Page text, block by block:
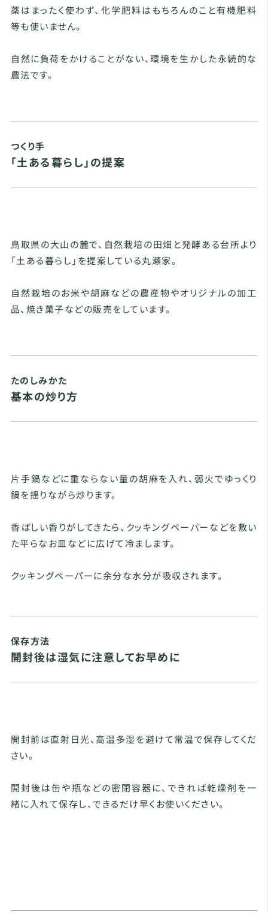
薬はまったく使わず、化学肥料はもちろんのこと有機肥料
等も使いません。
自然に負荷をかけることがない、環境を生かした永続的な
農法です。
つくり手
「土ある暮らし」の提案
鳥取県の大山の麓で、自然栽培の田畑と発酵ある台所より
「土ある暮らし」を提案している丸瀬家。
自然栽培のお米や胡麻などの農産物やオリジナルの加工
品、焼き菓子などの販売をしています。
たのしみかた
基本の炒り方
片手鍋などに重ならない量の胡麻を入れ、弱火でゆっくり
鍋を揺りながら炒ります。
香ばしい香りがしてきたら、クッキングペーパーなどを敷い
た平らなお皿などに広げて冷まします。
クッキングペーパーに余分な水分が吸収されます。
保存方法
開封後は湿気に注意してお早めに
開封前は直射日光、高温多湿を避けて常温で保存してくだ
さい。
開封後は缶や瓶などの密閉容器に、できれば乾燥剤を一
緒に入れて保存し、できるだけ早くお使いください。